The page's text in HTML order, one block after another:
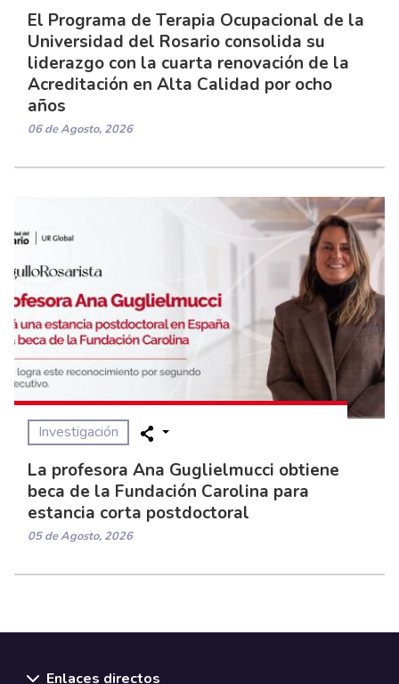
El Programa de Terapia Ocupacional de la
Universidad del Rosario consolida su
liderazgo con la cuarta renovación de la
Acreditación en Alta Calidad por ocho
años
06 de Agosto, 2026
Investigación
La profesora Ana Guglielmucci obtiene
beca de la Fundación Carolina para
estancia corta postdoctoral
05 de Agosto, 2026
Enlaces directos